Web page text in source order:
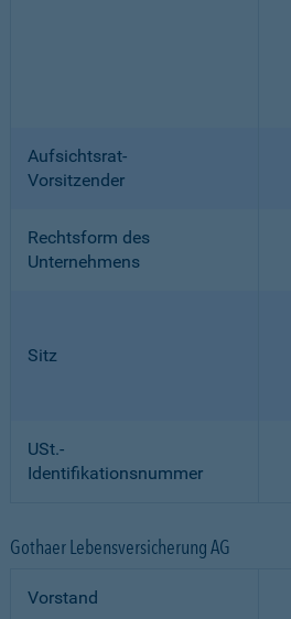
Aufsichtsrat-
Vorsitzender
Rechtsform des
Unternehmens
Sitz
USt.-
Identifikationsnummer
Gothaer Lebensversicherung AG
Vorstand